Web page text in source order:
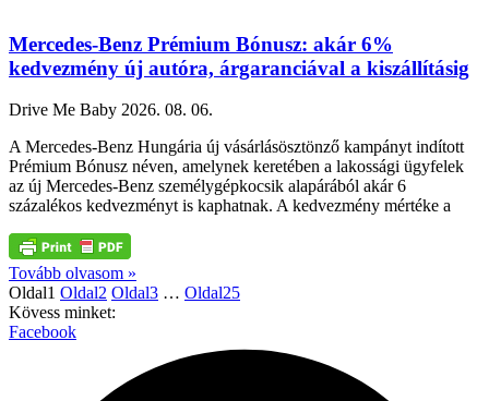
Mercedes-Benz Prémium Bónusz: akár 6%
kedvezmény új autóra, árgaranciával a kiszállításig
Drive Me Baby 2026. 08. 06.
A Mercedes-Benz Hungária új vásárlásösztönző kampányt indított
Prémium Bónusz néven, amelynek keretében a lakossági ügyfelek
az új Mercedes-Benz személygépkocsik alapárából akár 6
százalékos kedvezményt is kaphatnak. A kedvezmény mértéke a
Tovább olvasom »
Oldal1 Oldal2 Oldal3 … Oldal25
Kövess minket:
Facebook